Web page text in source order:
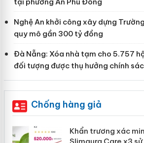
Nghệ An khởi công xây dựng
quy mô gần 300 tỷ đồng
Đà Nẵng: Xóa nhà tạm cho 5.757
đối tượng được thụ hưởng chính
Chống hàng giả
Khẩn trương xác minh,
Slimaura Care x3 sử